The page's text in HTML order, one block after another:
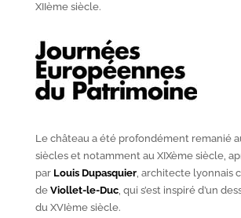
XIIèmesiècle.
Le château a été profondément remanié
siècles et notamment au XIXèmesiècle,
par Louis Dupasquier, architecte lyonnais
de Viollet-le-Duc, qui s’est inspiré d’un
du XVIèmesiècle.